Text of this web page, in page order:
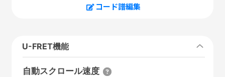
コード譜編集
U-FRET機能
自動スクロール速度